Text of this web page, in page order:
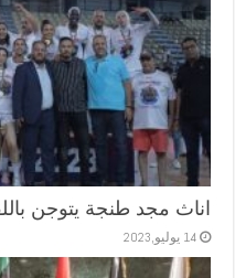
اناث مجد طنجة يتوجن
14 يوليو,2023